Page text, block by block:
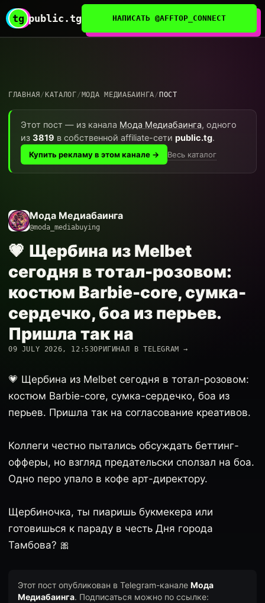
tg public.tg НАПИСАТЬ @AFFTOP_CONNECT
ГЛАВНАЯ / КАТАЛОГ/ МОДА МЕДИАБАИНГА/ ПОСТ
Этот пост — из канала Мода Медиабаинга, одного
из 3819 в собственной affiliate-сети public.tg.
Купить рекламу в этом канале → Весь каталог
Мода Медиабаинга
@moda_mediabuying
💗 Щербина из Melbet
сегодня в тотал-розовом:
костюм Barbie-core, сумка-
сердечко, боа из перьев.
Пришла так на
09 JULY 2026, 12:53ОРИГИНАЛ В TELEGRAM →
💗 Щербина из Melbet сегодня в тотал-розовом:
костюм Barbie-core, сумка-сердечко, боа из
перьев. Пришла так на согласование креативов.
Коллеги честно пытались обсуждать беттинг-
офферы, но взгляд предательски сползал на боа.
Одно перо упало в кофе арт-директору.
Щербиночка, ты пиаришь букмекера или
готовишься к параду в честь Дня города
Тамбова? 🎀
Этот пост опубликован в Telegram-канале Мода
Медиабаинга. Подписаться можно по ссылке: